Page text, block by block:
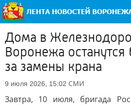
Дома в
Воронежа
за замены крана
9 июля 2026, 15:02 СМИ
Завтра, 10 июля, бригада